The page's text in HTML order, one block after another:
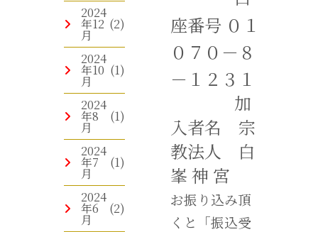
2024
年12
月
(2)
2024
年10
月
(1)
2024
年8
月
(1)
2024
年7
月
(1)
2024
年6
月
(2)
座番号 ０１
０７０－８
－１２３１
加
入者名 宗
教法人 白
峯 神 宮
お振り込み頂
くと「振込受